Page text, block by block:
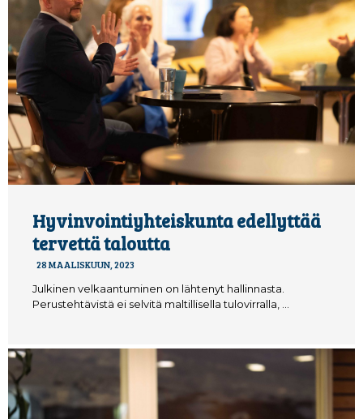
Hyvinvointiyhteiskunta edellyttää
tervettä taloutta
28 MAALISKUUN, 2023
Julkinen velkaantuminen on lähtenyt hallinnasta.
Perustehtävistä ei selvitä maltillisella tulovirralla, …